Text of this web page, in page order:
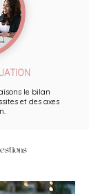
le bilan
et des axes